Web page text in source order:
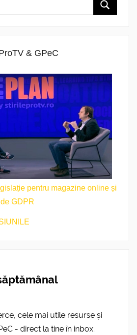
& GPeC
pentru magazine online și
GDPR
cele mai utile resurse și
- direct la tine în inbox.